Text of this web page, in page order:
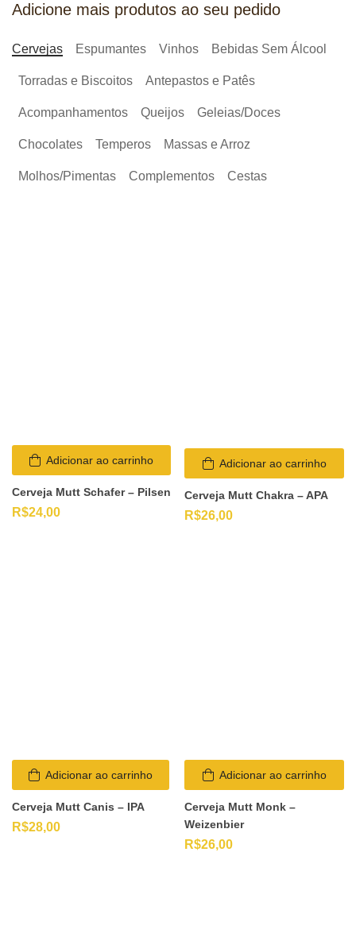
Adicione mais produtos ao seu pedido
Cervejas Espumantes Vinhos Bebidas Sem Álcool
Torradas e Biscoitos Antepastos e Patês
Acompanhamentos Queijos Geleias/Doces
Chocolates Temperos Massas e Arroz
Molhos/Pimentas Complementos Cestas
Adicionar ao carrinho
Cerveja Mutt Schafer – Pilsen
R$24,00
Adicionar ao carrinho
Cerveja Mutt Chakra – APA
R$26,00
Adicionar ao carrinho
Cerveja Mutt Canis – IPA
R$28,00
Adicionar ao carrinho
Cerveja Mutt Monk –
Weizenbier
R$26,00